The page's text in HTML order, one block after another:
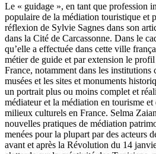
Le « guidage », en tant que profession
populaire de la médiation touristique et
réflexion de Sylvie Sagnes dans son
dans la Cité de Carcassonne. Dans le
qu’elle a effectuée dans cette ville
métier de guide et par extension le
France, notamment dans les institutions
musées et les sites et monuments
un portrait plus ou moins complet et
médiateur et la médiation en tourisme
milieux culturels en France. Selma
nouvelles pratiques de médiation
menées pour la plupart par des acteurs
avant et après la Révolution du 14